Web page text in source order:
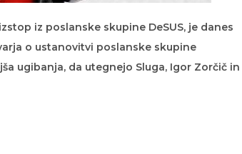
iz poslanske skupine DeSUS, je danes
o ustanovitvi poslanske skupine
ugibanja, da utegnejo Sluga, Igor Zorčič in